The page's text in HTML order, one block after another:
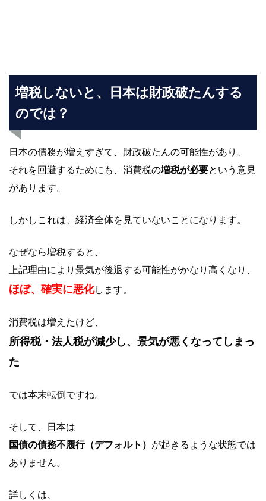
増税しないと、日本は財政破たんする
のでは？
日本の債務が増えすぎて、財政破たんの可能性があり、
それを回避するためにも、消費税の増税が必要という意見
があります。
しかしこれは、経済全体を見ていないことになります。
なぜなら増税すると、
上記理由により景気が後退する可能性がかなり高くなり、
ほぼ、確実に悪化します。
消費税は増えたけど、
所得税・法人税が減少し、景気が悪くなってしまっ
た
では本末転倒ですね。
そして、日本は
国債の債務不履行（デフォルト） が起きるような状態では
ありません。
詳しくは、